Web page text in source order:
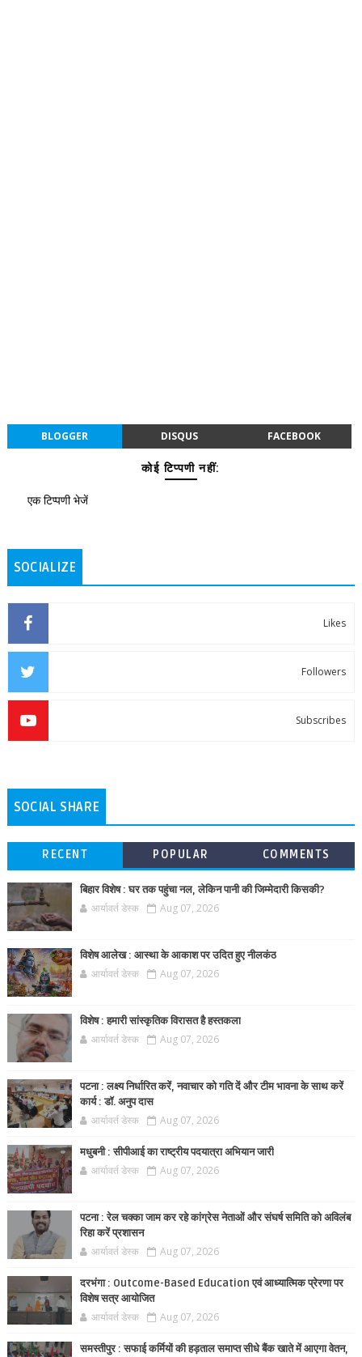
BLOGGER DISQUS FACEBOOK
कोई टिप्पणी नहीं:
एक टिप्पणी भेजें
SOCIALIZE
Likes
Followers
Subscribes
SOCIAL SHARE
RECENT POPULAR COMMENTS
बिहार विशेष : घर तक पहुंचा नल, लेकिन पानी की जिम्मेदारी किसकी?
आर्यावर्त डेस्क Aug 07, 2026
विशेष आलेख : आस्था के आकाश पर उदित हुए नीलकंठ
आर्यावर्त डेस्क Aug 07, 2026
विशेष : हमारी सांस्कृतिक विरासत है हस्तकला
आर्यावर्त डेस्क Aug 07, 2026
पटना : लक्ष्य निर्धारित करें, नवाचार को गति दें और टीम भावना के साथ करें
कार्य : डॉ. अनुप दास
आर्यावर्त डेस्क Aug 07, 2026
मधुबनी : सीपीआई का राष्ट्रीय पदयात्रा अभियान जारी
आर्यावर्त डेस्क Aug 07, 2026
पटना : रेल चक्का जाम कर रहे कांग्रेस नेताओं और संघर्ष समिति को अविलंब
रिहा करें प्रशासन
आर्यावर्त डेस्क Aug 07, 2026
दरभंगा : Outcome-Based Education एवं आध्यात्मिक प्रेरणा पर
विशेष सत्र आयोजित
आर्यावर्त डेस्क Aug 07, 2026
समस्तीपुर : सफाई कर्मियों की हड़ताल समाप्त सीधे बैंक खाते में आएगा वेतन,